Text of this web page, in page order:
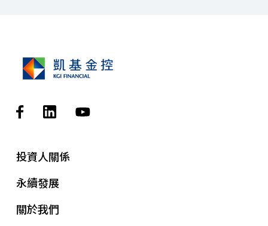
投資人關係
永續發展
關於我們